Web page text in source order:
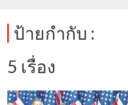
ป้ายกำกับ :
5 เรื่อง